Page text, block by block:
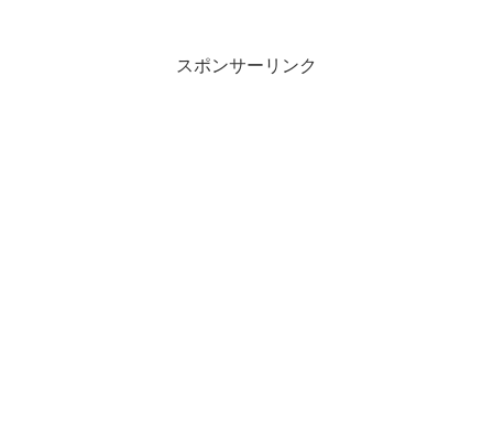
スポンサーリンク